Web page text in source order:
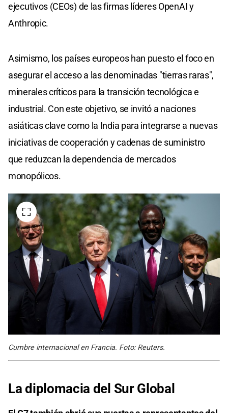
ejecutivos (CEOs) de las firmas líderes OpenAI y
Anthropic.
Asimismo, los países europeos han puesto el foco en
asegurar el acceso a las denominadas "tierras raras",
minerales críticos para la transición tecnológica e
industrial. Con este objetivo, se invitó a naciones
asiáticas clave como la India para integrarse a nuevas
iniciativas de cooperación y cadenas de suministro
que reduzcan la dependencia de mercados
monopólicos.
Cumbre internacional en Francia. Foto: Reuters.
La diplomacia del Sur Global